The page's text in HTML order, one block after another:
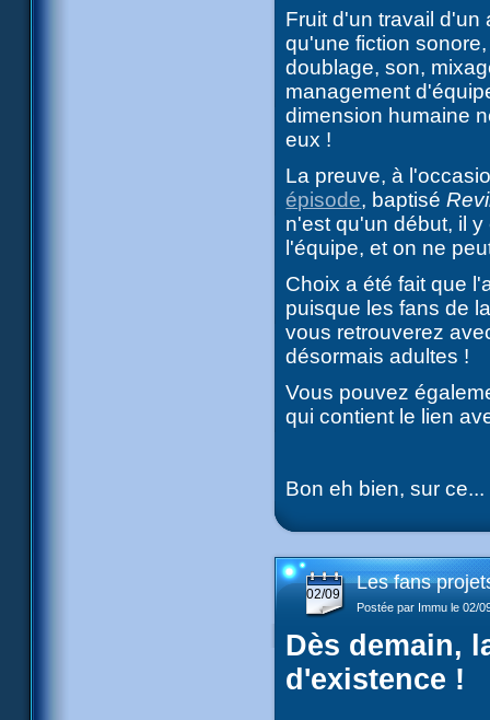
Fruit d'un travail d'un
qu'une fiction
doublage, son,
management
dimension humaine
eux !
La preuve, à
épisode, baptisé
n'est qu'un début, il
l'équipe, et on ne
Choix a été fait que
puisque les fans de
vous retrouverez
désormais adultes !
Vous pouvez
qui contient le lien
Bon eh bien, sur ce...
02/09
Les fans
Postée par Immu le 02/
Dès demain,
d'existence !